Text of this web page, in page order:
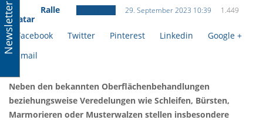
Ralle 29. September 2023 10:39 1.449
Facebook Twitter Pinterest Linkedin
Google +
Email
Neben den bekannten Oberflächenbehandlungen
beziehungsweise Veredelungen wie Schleifen, Bürsten,
Marmorieren oder Musterwalzen stellen insbesondere
Newsletter